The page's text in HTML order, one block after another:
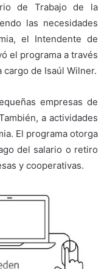
de Trabajo de la
las necesidades
el Intendente de
el programa a través
de Isaúl Wilner.
empresas de
a actividades
El programa otorga
del salario o retiro
y cooperativas.